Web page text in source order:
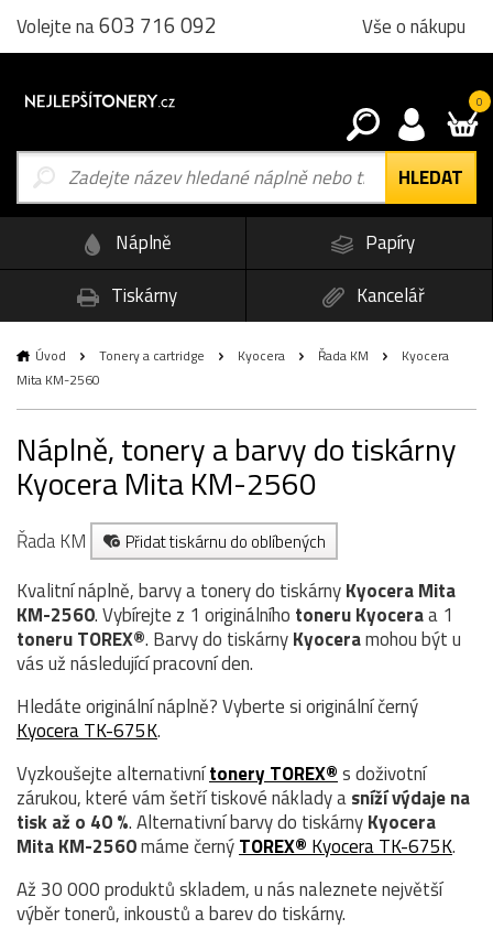
Volejte na603 716 092 Vše o nákupu
0
Náplně
Papíry
Tiskárny
Kancelář
Úvod Tonery a cartridge Kyocera Řada KM
Kyocera
Mita KM-2560
Náplně, tonery a barvy do tiskárny
Kyocera Mita KM-2560
Řada KM Přidat tiskárnu do oblíbených
Kvalitní náplně, barvy a tonery do tiskárnyKyocera Mita
KM-2560. Vybírejte z 1 originálního toneruKyoceraa 1
toneru TOREX®. Barvy do tiskárnyKyoceramohou být u
vás už následující pracovní den.
Hledáte originální náplně? Vyberte si originální černý
Kyocera TK-675K.
Vyzkoušejte alternativnítonery TOREX®s doživotní
zárukou, které vám šetří tiskové náklady asníží výdaje na
tisk až o 40 %. Alternativní barvy do tiskárnyKyocera
Mita KM-2560máme černýTOREX® Kyocera TK-675K.
Až 30 000 produktů skladem, u nás naleznete největší
výběr tonerů, inkoustů a barev do tiskárny.